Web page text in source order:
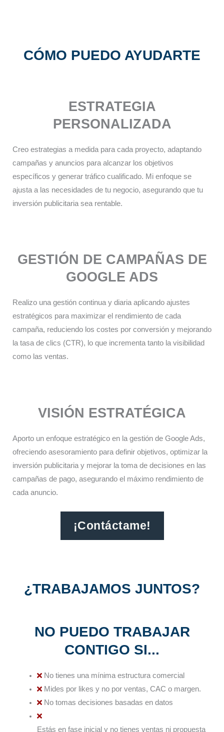
CÓMO PUEDO AYUDARTE
ESTRATEGIA
PERSONALIZADA​
Creo estrategias a medida para cada proyecto, adaptando
campañas y anuncios para alcanzar los objetivos
específicos y generar tráfico cualificado. Mi enfoque se
ajusta a las necesidades de tu negocio, asegurando que tu
inversión publicitaria sea rentable.
GESTIÓN DE CAMPAÑAS DE
GOOGLE ADS
Realizo una gestión continua y diaria aplicando ajustes
estratégicos para maximizar el rendimiento de cada
campaña, reduciendo los costes por conversión y mejorando
la tasa de clics (CTR), lo que incrementa tanto la visibilidad
como las ventas.​
VISIÓN ESTRATÉGICA
Aporto un enfoque estratégico en la gestión de Google Ads,
ofreciendo asesoramiento para definir objetivos, optimizar la
inversión publicitaria y mejorar la toma de decisiones en las
campañas de pago, asegurando el máximo rendimiento de
cada anuncio.​
¡Contáctame!
¿TRABAJAMOS JUNTOS?
NO PUEDO TRABAJAR
CONTIGO SI...
No tienes una mínima estructura comercial
Mides por likes y no por ventas, CAC o margen.
No tomas decisiones basadas en datos
Estás en fase inicial y no tienes ventas ni propuesta